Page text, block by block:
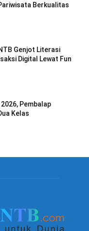
Berkualitas
Genjot Literasi
Digital Lewat Fun
Pembalap
Kelas